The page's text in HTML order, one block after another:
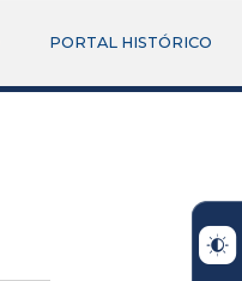
PORTAL HISTÓRICO